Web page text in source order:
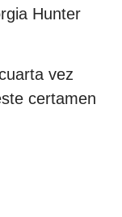
Hunter
vez
certamen